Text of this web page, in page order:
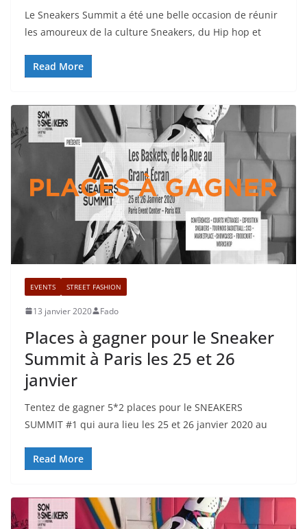
Le Sneakers Summit a été une belle occasion de réunir
les amoureux de la culture Sneakers, du Hip hop et
Read More
EVENTS STREET FASHION
13 janvier 2020 Fado
Places à gagner pour le Sneaker
Summit à Paris les 25 et 26
janvier
Tentez de gagner 5*2 places pour le SNEAKERS
SUMMIT #1 qui aura lieu les 25 et 26 janvier 2020 au
Read More